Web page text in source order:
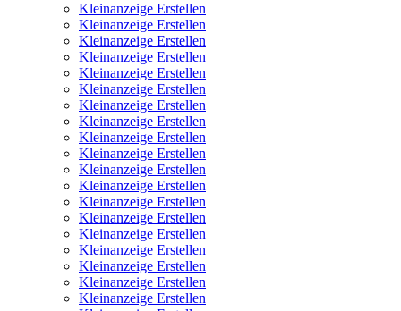
Kleinanzeige Erstellen
Kleinanzeige Erstellen
Kleinanzeige Erstellen
Kleinanzeige Erstellen
Kleinanzeige Erstellen
Kleinanzeige Erstellen
Kleinanzeige Erstellen
Kleinanzeige Erstellen
Kleinanzeige Erstellen
Kleinanzeige Erstellen
Kleinanzeige Erstellen
Kleinanzeige Erstellen
Kleinanzeige Erstellen
Kleinanzeige Erstellen
Kleinanzeige Erstellen
Kleinanzeige Erstellen
Kleinanzeige Erstellen
Kleinanzeige Erstellen
Kleinanzeige Erstellen